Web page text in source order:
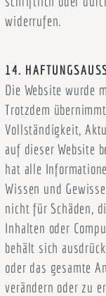
widerrufen.
14.
Die Website wurde
Trotzdem
Vollständigkeit,
auf dieser Website
hat alle
Wissen und
nicht für Schäden,
Inhalten oder
behält sich
oder das gesamte
verändern oder zu